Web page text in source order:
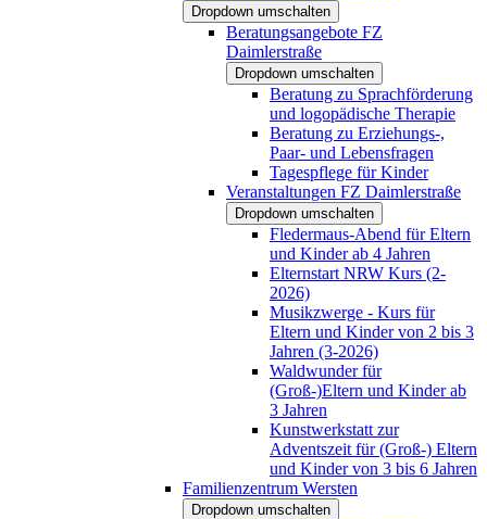
Dropdown umschalten
Beratungsangebote FZ
Daimlerstraße
Dropdown umschalten
Beratung zu Sprachförderung
und logopädische Therapie
Beratung zu Erziehungs-,
Paar- und Lebensfragen
Tagespflege für Kinder
Veranstaltungen FZ Daimlerstraße
Dropdown umschalten
Fledermaus-Abend für Eltern
und Kinder ab 4 Jahren
Elternstart NRW Kurs (2-
2026)
Musikzwerge - Kurs für
Eltern und Kinder von 2 bis 3
Jahren (3-2026)
Waldwunder für
(Groß-)Eltern und Kinder ab
3 Jahren
Kunstwerkstatt zur
Adventszeit für (Groß-) Eltern
und Kinder von 3 bis 6 Jahren
Familienzentrum Wersten
Dropdown umschalten